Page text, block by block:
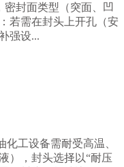
封面类型（突面、凹
若需在封头上开孔（安
强设...
工设备需耐受高温、
），封头选择以“耐压